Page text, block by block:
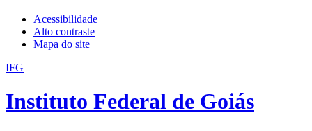
Acessibilidade
Alto contraste
Mapa do site
IFG
Instituto Federal de Goiás